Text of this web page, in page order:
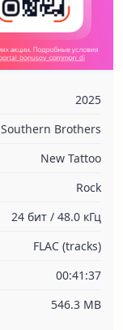
2025
Southern Brothers
New Tattoo
Rock
24 бит / 48.0 кГц
FLAC (tracks)
00:41:37
546.3 MB